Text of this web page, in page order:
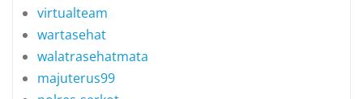
virtualteam
wartasehat
walatrasehatmata
majuterus99